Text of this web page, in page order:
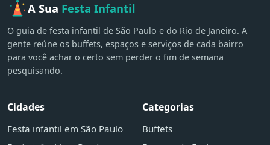
A Sua Festa Infantil
O guia de festa infantil de São Paulo e do Rio de Janeiro. A
gente reúne os buffets, espaços e serviços de cada bairro
para você achar o certo sem perder o fim de semana
pesquisando.
Cidades
Festa infantil em São Paulo
Categorias
Buffets